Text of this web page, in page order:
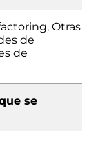
Otras
de
de
se